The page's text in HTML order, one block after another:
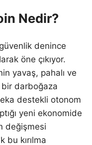
Nedir?
denince
öne çıkıyor.
yavaş, pahalı ve
bir darboğaza
destekli otonom
yeni ekonomide
değişmesi
bu kırılma